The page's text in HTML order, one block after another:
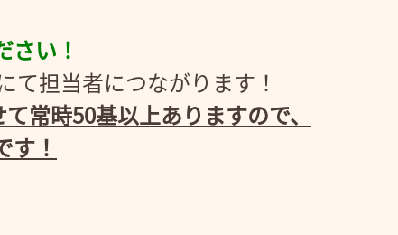
さい！
て担当者につながります！
常時50基以上ありますので、
！